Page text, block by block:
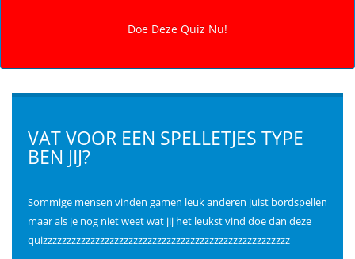
VAT VOOR EEN SPELLETJES TYPE
BEN JIJ?
Sommige mensen vinden gamen leuk anderen juist bordspellen
maar als je nog niet weet wat jij het leukst vind doe dan deze
quizzzzzzzzzzzzzzzzzzzzzzzzzzzzzzzzzzzzzzzzzzzzzzzzzzzz